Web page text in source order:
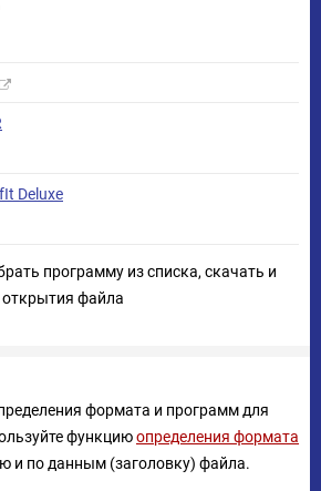
Deluxe
программу из списка, скачать и
открытия файла
формата и программ для
функциюопределения формата
и по данным (заголовку) файла.